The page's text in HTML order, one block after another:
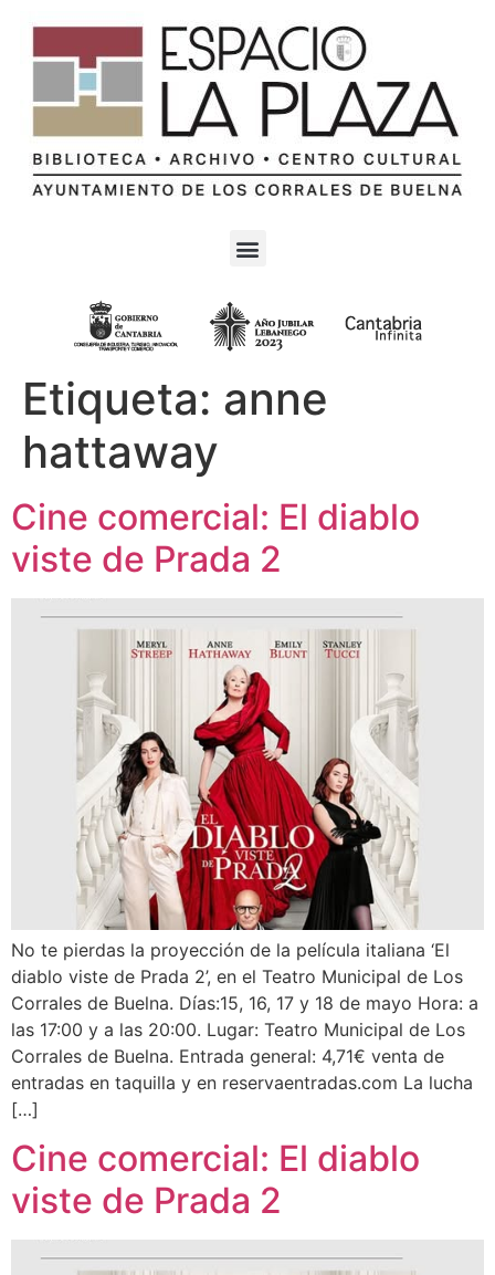
Etiqueta: anne
hattaway
Cine comercial: El diablo
viste de Prada 2
No te pierdas la proyección de la película italiana ‘El
diablo viste de Prada 2’, en el Teatro Municipal de Los
Corrales de Buelna. Días:15, 16, 17 y 18 de mayo Hora: a
las 17:00 y a las 20:00. Lugar: Teatro Municipal de Los
Corrales de Buelna. Entrada general: 4,71€ venta de
entradas en taquilla y en reservaentradas.com La lucha
[…]
Cine comercial: El diablo
viste de Prada 2